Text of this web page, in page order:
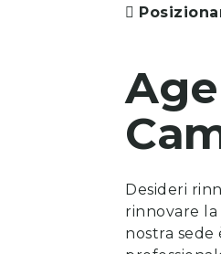
Desideri
rinnovare la
nostra